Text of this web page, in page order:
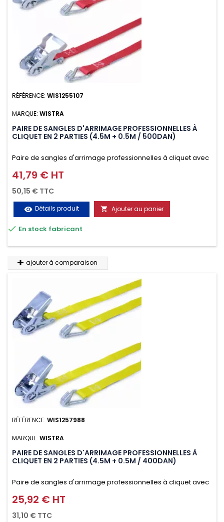
RÉFÉRENCE: WIS1255107
MARQUE: WISTRA
PAIRE DE SANGLES D'ARRIMAGE PROFESSIONNELLES À
CLIQUET EN 2 PARTIES (4.5M + 0.5M / 500DAN)
Paire de sangles d'arrimage professionnelles à cliquet avec
crochet en 2 parties (4.5M + 0.5M / 500daN), simple et rapide
d'utilisation. Permet d'arrimer et de sécuriser vos
chargements pendant le transport. Matière polyester très
résistante aux UV et aux variations de températures,
n'absorbe pas l'eau.
Prix
41,79 € HT
50,15 € TTC
visibility Détails produit  Ajouter au panier
 En stock fabricant
ajouter à comparaison
RÉFÉRENCE: WIS1257988
MARQUE: WISTRA
PAIRE DE SANGLES D'ARRIMAGE PROFESSIONNELLES À
CLIQUET EN 2 PARTIES (4.5M + 0.5M / 400DAN)
Paire de sangles d'arrimage professionnelles à cliquet avec
crochet en 2 parties (4.5M + 0.5M / 400daN), simple et rapide
d'utilisation. Permet d'arrimer et de sécuriser
Prix
25,92 € HT
31,10 € TTC